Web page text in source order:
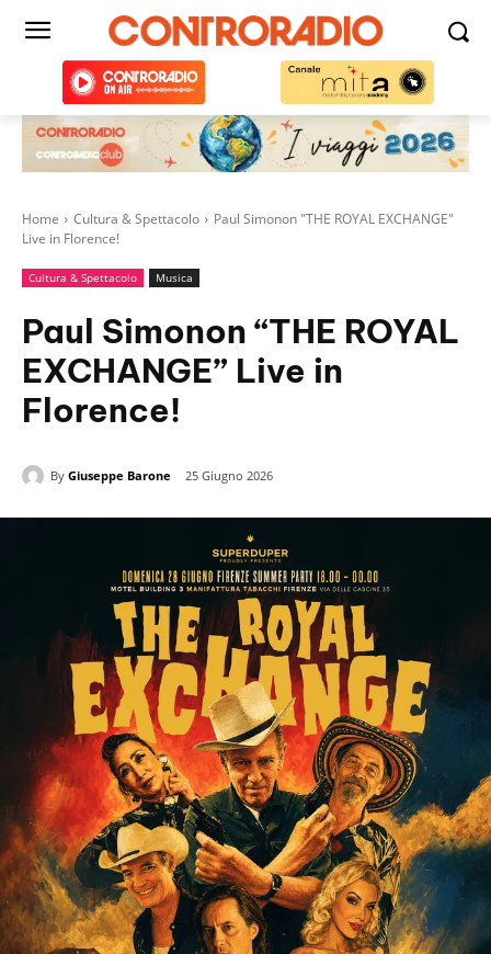
Home Cultura & Spettacolo
Paul Simonon "THE ROYAL EXCHANGE"
Live in Florence!
Cultura & Spettacolo Musica
Paul Simonon “THE ROYAL
EXCHANGE” Live in
Florence!
By Giuseppe Barone 25 Giugno 2026